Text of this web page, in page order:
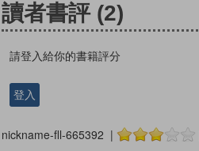
讀者書評 (2)
請登入給你的書籍評分
登入
nickname-fll-665392 |